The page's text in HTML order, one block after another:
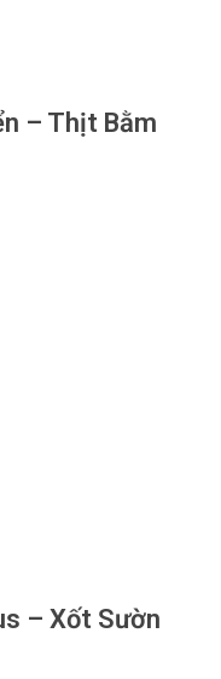
– Thịt Bằm
– Xốt Sườn